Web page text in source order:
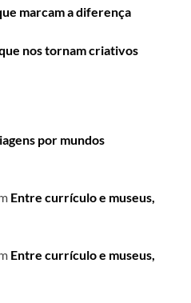
marcam a diferença
nos tornam criativos
por mundos
Entre currículo e museus,
Entre currículo e museus,